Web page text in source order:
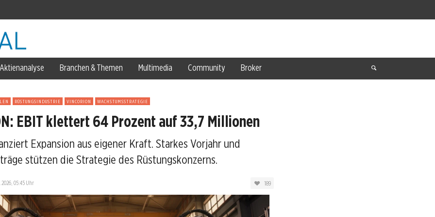
Klage
Aktienanalyse Branchen & Themen Multimedia Community Broker
RÜSTUNGSINDUSTRIE VINCORION WACHSTUMSSTRATEGIE
EBIT klettert 64 Prozent auf 33,7 Millionen
Expansion aus eigener Kraft. Starkes Vorjahr und
stützen die Strategie des Rüstungskonzerns.
05:45 Uhr 189